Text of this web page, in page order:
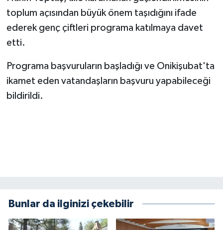
toplum açısından büyük önem taşıdığını ifade
ederek genç çiftleri programa katılmaya davet
etti.
Programa başvuruların başladığı ve Onikişubat'ta
ikamet eden vatandaşların başvuru yapabileceği
bildirildi.
Bunlar da ilginizi çekebilir